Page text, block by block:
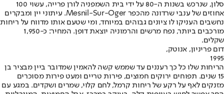
סלון, שנרכש בשנות ה-80 על ידי בית השמפניה לורן פרייה, עשוי 100
אחוזים של ענבי שרדונה מהכפר Mesnil-Sur-Oger. עיתוני יין ומבקרים
נחשבים העניקו לו ציונים גבוהים במיוחד, ומי שטעם אותו מדווח על ריחות
מורכבים ביותר, נפח מרשים והרמוניה יוצאת דופן. המחיר: כ-1,950
שקלים.
דום פריניון, אנוטק,
1995
הריחות שלו כל כך רעננים עד שממש קשה להאמין שמדובר ביין מבציר בן
15 שנים. תפוחים ירוקים חמוצים, פירות טריים ומעט פירות מסוכרים
מזנקים לאף על רקע של ריחות קרמל, לחם קלוי, שמרים ושקדים. במגע עם